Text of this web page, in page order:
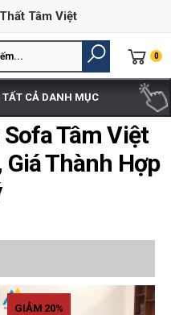
Tâm Việt
0
CẢ DANH MỤC
Tâm Việt
Thành Hợp
GIẢM 20%